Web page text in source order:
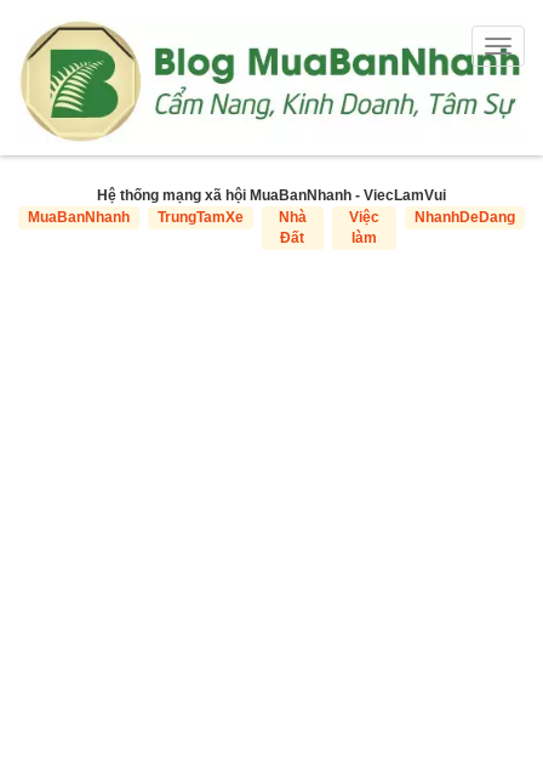
Hệ thống mạng xã hội MuaBanNhanh - ViecLamVui
MuaBanNhanh
TrungTamXe
Nhà
Đất
Việc
làm
NhanhDeDang